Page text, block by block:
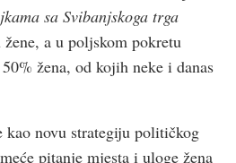
sa Svibanjskoga trga
a u poljskom pokretu
žena, od kojih neke i danas
kao novu strategiju političkog
pitanje mjesta i uloge žena